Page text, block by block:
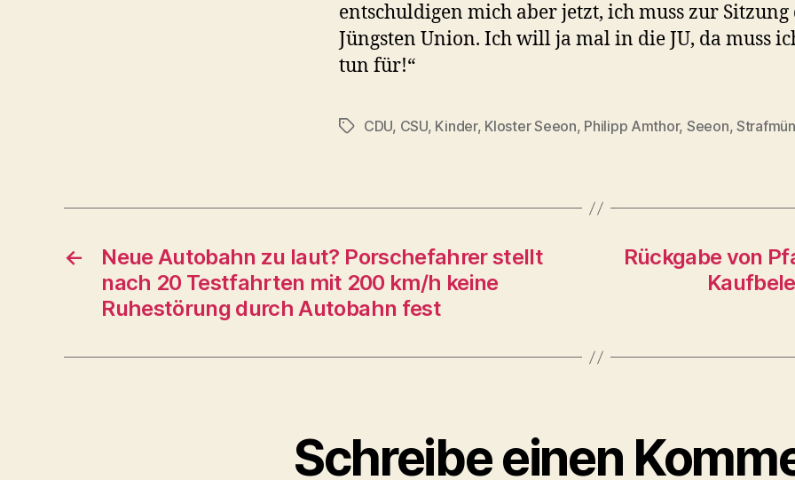
entschuldigen mich aber jetzt, ich muss zur Sitzung
Jüngsten Union. Ich will ja mal in die JU, da muss
tun für!“
Schlagwörter
CDU, CSU, Kinder, Kloster Seeon, Philipp Amthor, Seeon,
←
Neue Autobahn zu laut? Porschefahrer stellt
nach 20 Testfahrten mit 200 km/h keine
Ruhestörung durch Autobahn fest
Rückgabe von
Schreibe einen